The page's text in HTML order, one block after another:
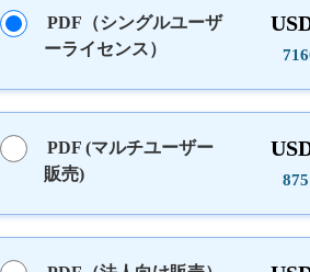
PDF（シングルユーザ
ーライセンス）
PDF (マルチユーザー
販売)